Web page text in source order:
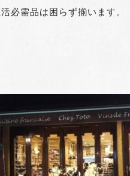
必需品は困らず揃います。